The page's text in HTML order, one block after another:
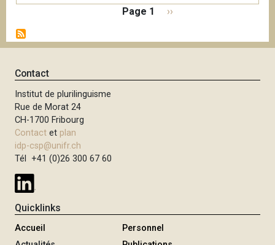
g
i
a
t
i
o
n
Page 1
P
g
››
Contact
Institut de plurilinguisme
Rue de Morat 24
CH-1700 Fribourg
Contact et plan
idp-csp@unifr.ch
Tél +41 (0)26 300 67 60
Quicklinks
Accueil
Personnel